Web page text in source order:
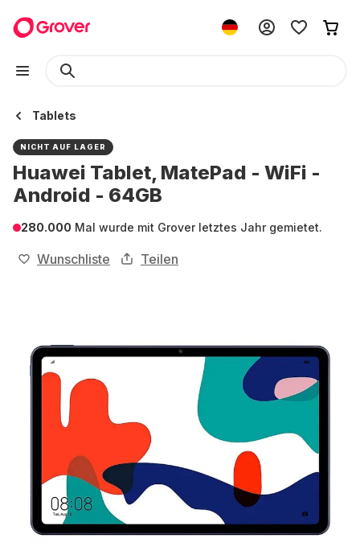
Tablets
NICHT AUF LAGER
Huawei Tablet, MatePad - WiFi -
Android - 64GB
280.000 Mal wurde mit Grover letztes Jahr gemietet.
Wunschliste Teilen